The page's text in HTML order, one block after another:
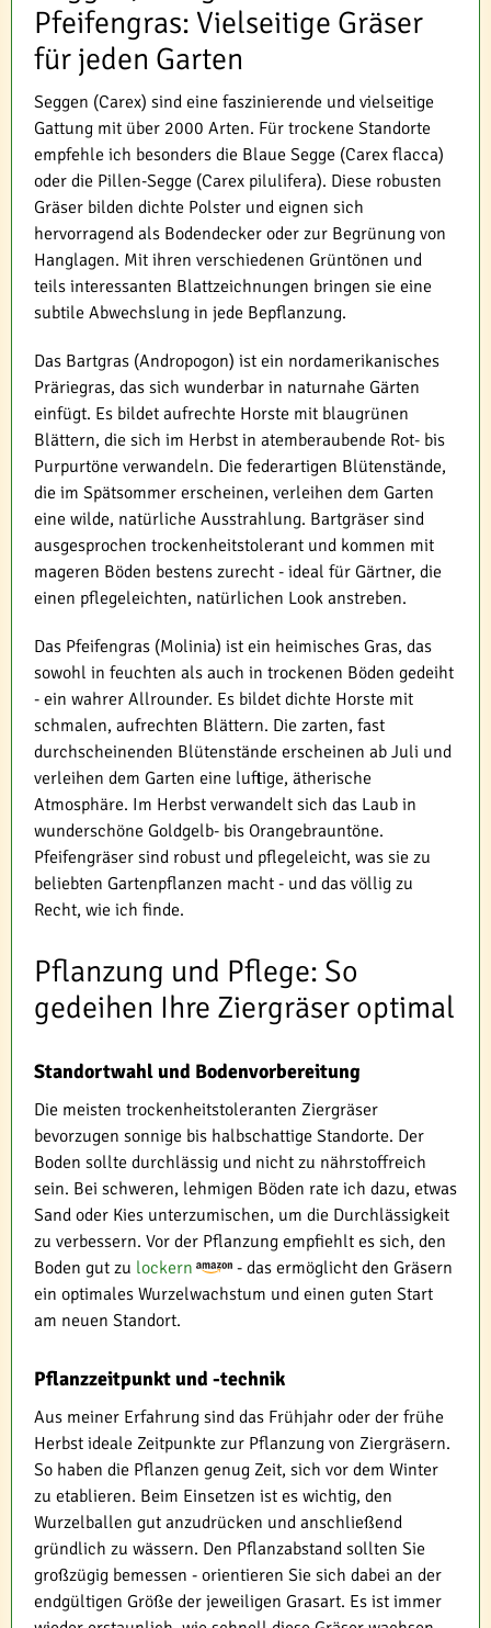
Pfeifengras: Vielseitige Gräser
für jeden Garten
Seggen (Carex) sind eine faszinierende und vielseitige
Gattung mit über 2000 Arten. Für trockene Standorte
empfehle ich besonders die Blaue Segge (Carex flacca)
oder die Pillen-Segge (Carex pilulifera). Diese robusten
Gräser bilden dichte Polster und eignen sich
hervorragend als Bodendecker oder zur Begrünung von
Hanglagen. Mit ihren verschiedenen Grüntönen und
teils interessanten Blattzeichnungen bringen sie eine
subtile Abwechslung in jede Bepflanzung.
Das Bartgras (Andropogon) ist ein nordamerikanisches
Präriegras, das sich wunderbar in naturnahe Gärten
einfügt. Es bildet aufrechte Horste mit blaugrünen
Blättern, die sich im Herbst in atemberaubende Rot- bis
Purpurtöne verwandeln. Die federartigen Blütenstände,
die im Spätsommer erscheinen, verleihen dem Garten
eine wilde, natürliche Ausstrahlung. Bartgräser sind
ausgesprochen trockenheitstolerant und kommen mit
mageren Böden bestens zurecht - ideal für Gärtner, die
einen pflegeleichten, natürlichen Look anstreben.
Das Pfeifengras (Molinia) ist ein heimisches Gras, das
sowohl in feuchten als auch in trockenen Böden gedeiht
- ein wahrer Allrounder. Es bildet dichte Horste mit
schmalen, aufrechten Blättern. Die zarten, fast
durchscheinenden Blütenstände erscheinen ab Juli und
verleihen dem Garten eine luftige, ätherische
Atmosphäre. Im Herbst verwandelt sich das Laub in
wunderschöne Goldgelb- bis Orangebrauntöne.
Pfeifengräser sind robust und pflegeleicht, was sie zu
beliebten Gartenpflanzen macht - und das völlig zu
Recht, wie ich finde.
Pflanzung und Pflege: So
gedeihen Ihre Ziergräser optimal
Standortwahl und Bodenvorbereitung
Die meisten trockenheitstoleranten Ziergräser
bevorzugen sonnige bis halbschattige Standorte. Der
Boden sollte durchlässig und nicht zu nährstoffreich
sein. Bei schweren, lehmigen Böden rate ich dazu, etwas
Sand oder Kies unterzumischen, um die Durchlässigkeit
zu verbessern. Vor der Pflanzung empfiehlt es sich, den
Boden gut zu lockern
- das ermöglicht den Gräsern
ein optimales Wurzelwachstum und einen guten Start
am neuen Standort.
Pflanzzeitpunkt und -technik
Aus meiner Erfahrung sind das Frühjahr oder der frühe
Herbst ideale Zeitpunkte zur Pflanzung von Ziergräsern.
So haben die Pflanzen genug Zeit, sich vor dem Winter
zu etablieren. Beim Einsetzen ist es wichtig, den
Wurzelballen gut anzudrücken und anschließend
gründlich zu wässern. Den Pflanzabstand sollten Sie
großzügig bemessen - orientieren Sie sich dabei an der
endgültigen Größe der jeweiligen Grasart. Es ist immer